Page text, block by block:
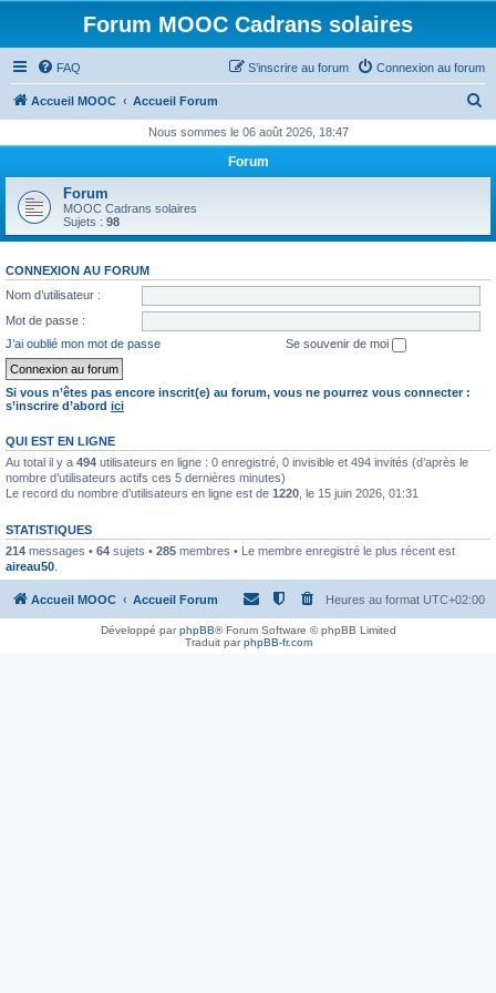
Forum MOOC Cadrans solaires
FAQ Connexion au forum
S’inscrire au forum
Accueil MOOC Accueil Forum
h
r
Nous sommes le 06 août 2026, 18:47
Forum
Forum
MOOC Cadrans solaires
Sujets : 98
CONNEXION AU FORUM
Nom d’utilisateur :
Mot de passe :
J’ai oublié mon mot de passe
Se souvenir de moi
Si vous n’êtes pas encore inscrit(e) au forum, vous ne pourrez vous connecter :
s’inscrire d’abord ici
QUI EST EN LIGNE
Au total il y a 494 utilisateurs en ligne : 0 enregistré, 0 invisible et 494 invités (d’après le
nombre d’utilisateurs actifs ces 5 dernières minutes)
Le record du nombre d’utilisateurs en ligne est de 1220 , le 15 juin 2026, 01:31
STATISTIQUES
214 messages • 64 sujets • 285 membres • Le membre enregistré le plus récent est
aireau50
Accueil MOOC Accueil Forum Heures au format UTC+02:00
Développé parphpBB® Forum Software © phpBB Limited
Traduit parphpBB-fr.com